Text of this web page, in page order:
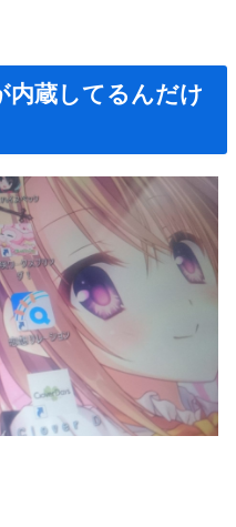
内蔵してるんだけ